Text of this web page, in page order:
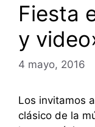
Fiesta
y
4 mayo, 2016
Los invitamos
clásico de la